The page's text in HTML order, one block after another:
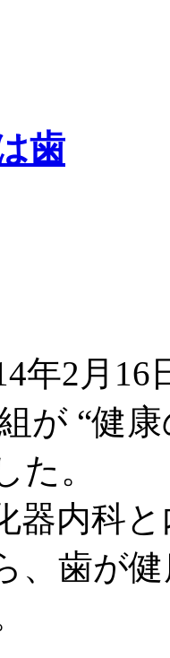
歯
年2月
が “健
た。
器内科
、歯が